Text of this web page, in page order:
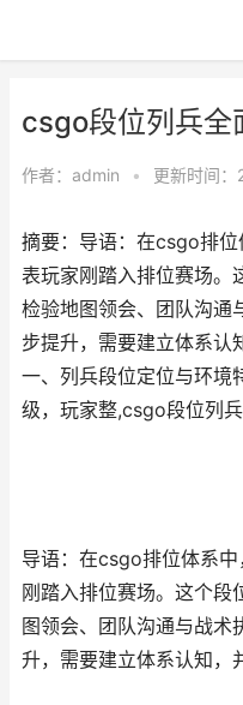
csgo段位列兵全
作者： admin • 更新时间
摘要：导语：在csgo排
表玩家刚踏入排位赛场。
检验地图领会、团队沟通
步提升，需要建立体系认
一、列兵段位定位与环境
级，玩家整,csgo段位列
导语：在csgo排位体系
刚踏入排位赛场。这个段
图领会、团队沟通与战术
升，需要建立体系认知，